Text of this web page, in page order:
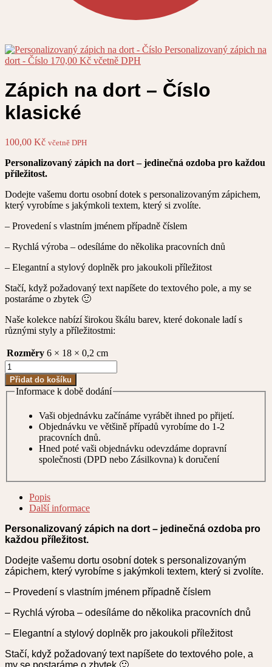
Personalizovaný zápich na
dort - Číslo 170,00 Kč včetně DPH
Zápich na dort – Číslo
klasické
100,00 Kč včetně DPH
Personalizovaný zápich na dort – jedinečná ozdoba pro každou
příležitost.
Dodejte vašemu dortu osobní dotek s personalizovaným zápichem,
který vyrobíme s jakýmkoli textem, který si zvolíte.
– Provedení s vlastním jménem případně číslem
– Rychlá výroba – odesíláme do několika pracovních dnů
– Elegantní a stylový doplněk pro jakoukoli příležitost
Stačí, když požadovaný text napíšete do textového pole, a my se
postaráme o zbytek 🙂
Naše kolekce nabízí širokou škálu barev, které dokonale ladí s
různými styly a příležitostmi:
Rozměry 6 × 18 × 0,2 cm
Zápich
na
dort
klasické
množství
Přidat do košíku
Informace k době dodání
Vaši objednávku začínáme vyrábět ihned po přijetí.
Objednávku ve většině případů vyrobíme do 1-2
pracovních dnů.
Hned poté vaši objednávku odevzdáme dopravní
společnosti (DPD nebo Zásilkovna) k doručení
Popis
Další informace
Personalizovaný zápich na dort – jedinečná ozdoba pro
každou příležitost.
Dodejte vašemu dortu osobní dotek s personalizovaným
zápichem, který vyrobíme s jakýmkoli textem, který si zvolíte.
– Provedení s vlastním jménem případně číslem
– Rychlá výroba – odesíláme do několika pracovních dnů
– Elegantní a stylový doplněk pro jakoukoli příležitost
Stačí, když požadovaný text napíšete do textového pole, a
my se postaráme o zbytek 🙂